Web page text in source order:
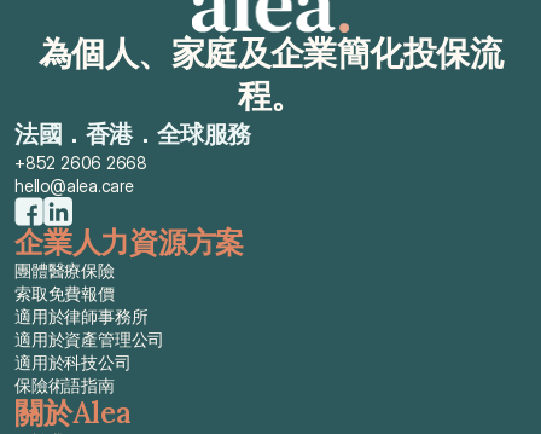
為個人、家庭及企業簡化投保流
程。
法國．香港．全球服務
+852 2606 2668
hello@alea.care
企業人力資源方案
團體醫療保險
索取免費報價
適用於律師事務所
適用於資產管理公司
適用於科技公司
保險術語指南
關於Alea